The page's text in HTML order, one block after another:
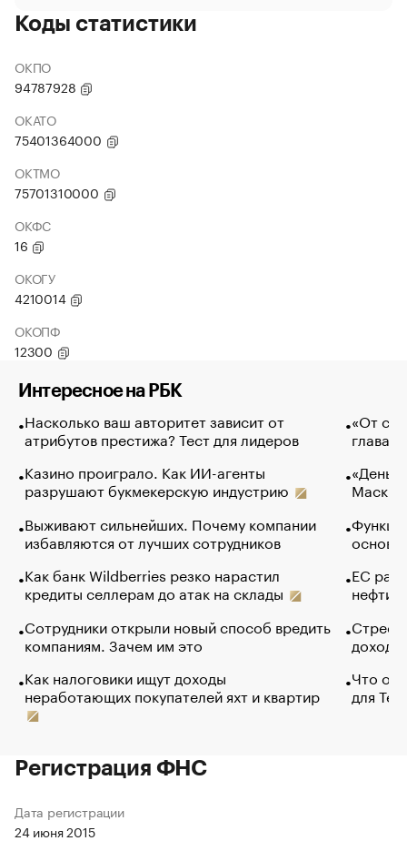
Коды статистики
ОКПО
94787928
ОКАТО
75401364000
ОКТМО
75701310000
ОКФС
16
ОКОГУ
4210014
ОКОПФ
12300
Интересное на РБК
Насколько ваш авторитет зависит от
атрибутов престижа? Тест для лидеров
Казино проиграло. Как ИИ-агенты
разрушают букмекерскую индустрию
Выживают сильнейших. Почему компании
избавляются от лучших сотрудников
Как банк Wildberries резко нарастил
кредиты селлерам до атак на склады
Сотрудники открыли новый способ вредить
компаниям. Зачем им это
Как налоговики ищут доходы
неработающих покупателей яхт и квартир
«От
глава
Маск в
основ
ЕС
нефти
Что
для
Регистрация ФНС
Дата регистрации
24 июня 2015